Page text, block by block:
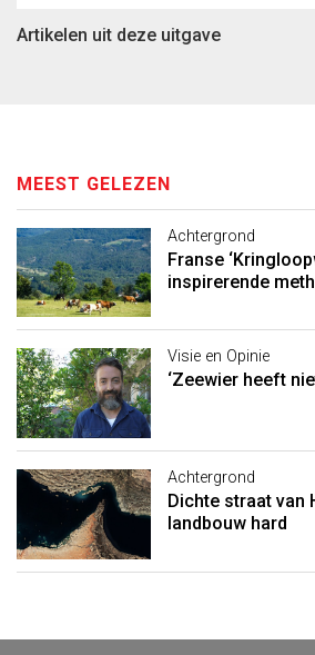
Artikelen uit deze uitgave
MEEST GELEZEN
Achtergrond
Franse
inspirerende
Visie en Opinie
‘Zeewier heeft
Achtergrond
Dichte straat van
landbouw hard